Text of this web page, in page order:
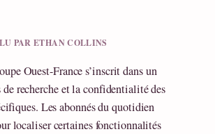
PAR ETHAN COLLINS
Ouest-France s’inscrit dans un
recherche et la confidentialité des
Les abonnés du quotidien
localiser certaines fonctionnalités